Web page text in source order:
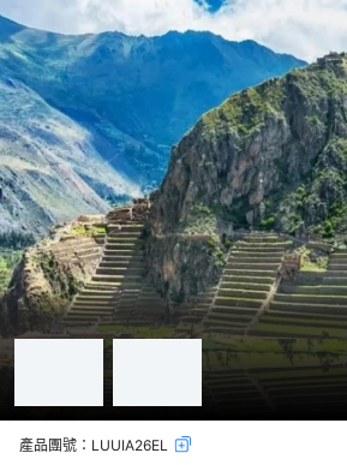
產品團號： LUUIA26EL